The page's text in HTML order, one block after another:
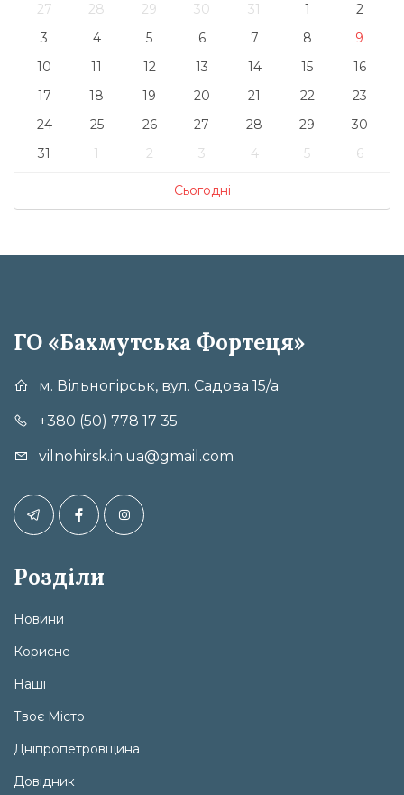
27 28 29 30 31 1
2
3
4 5 6 7 8
9
10
11 12 13 14 15
16
17
18 19 20 21 22
23
24
25 26 27 28 29
30
31
1 2 3 4 5 6
Сьогодні
ГО «Бахмутська Фортеця»
м. Вільногірськ, вул. Садова 15/а
+380 (50) 778 17 35
vilnohirsk.in.ua@gmail.com
Розділи
Новини
Корисне
Наші
Твоє Місто
Дніпропетровщина
Довідник